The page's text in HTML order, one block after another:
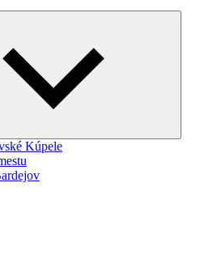
Kúpele